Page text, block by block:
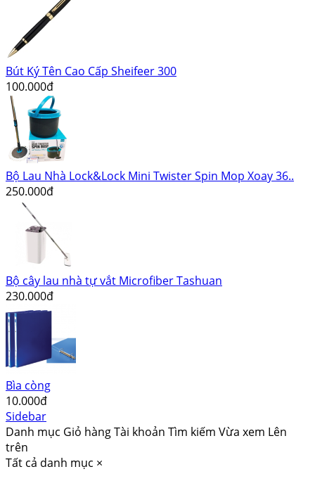
Bút Ký Tên Cao Cấp Sheifeer 300
100.000đ
Bộ Lau Nhà Lock&Lock Mini Twister Spin Mop Xoay 36..
250.000đ
Bộ cây lau nhà tự vắt Microfiber Tashuan
230.000đ
Bìa còng
10.000đ
Sidebar
Danh mục Giỏ hàngTài khoản Tìm kiếm Vừa xem Lên
trên
Tất cả danh mục ×